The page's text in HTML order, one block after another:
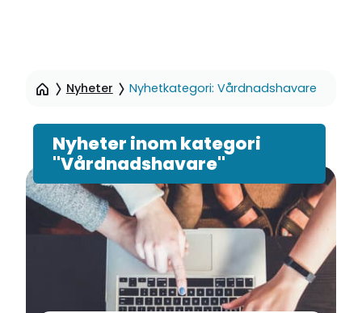
sidinnehåll
Nyheter Nyhetkategori: Vårdnadshavare
Nyheter inom kategori
"Vårdnadshavare"